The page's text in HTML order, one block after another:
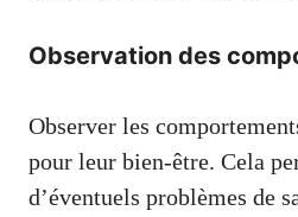
Observation des
Observer les
pour leur bien-être. Cela
d’éventuels problèmes de